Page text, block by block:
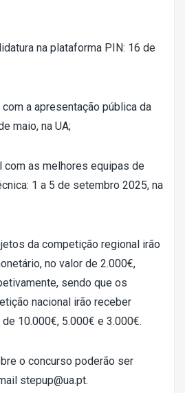
na plataforma PIN: 16 de
a apresentação pública da
maio, na UA;
com as melhores equipas de
1 a 5 de setembro 2025, na
da competição regional irão
no valor de 2.000€,
sendo que os
nacional irão receber
10.000€, 5.000€ e 3.000€.
o concurso poderão ser
stepup@ua.pt.